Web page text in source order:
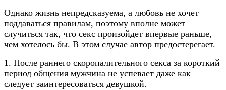
Однако жизнь непредсказуема, а любовь не хочет
поддаваться правилам, поэтому вполне может
случиться так, что секс произойдет впервые раньше,
чем хотелось бы. В этом случае автор предостерегает.
1. После раннего скоропалительного секса за короткий
период общения мужчина не успевает даже как
следует заинтересоваться девушкой.